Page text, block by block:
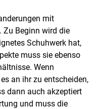
mit
Zu Beginn wird die
Schuhwerk hat,
muss sie ebenso
Wenn
an ihr zu entscheiden,
dann auch akzeptiert
und muss die